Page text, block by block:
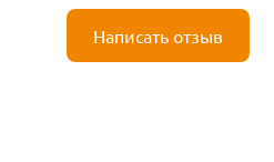
Написать отзыв